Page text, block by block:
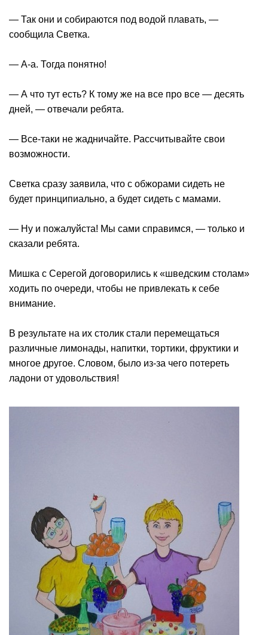
— Так они и собираются под водой плавать, —
сообщила Светка.
— А-а. Тогда понятно!
— А что тут есть? К тому же на все про все — десять
дней, — отвечали ребята.
— Все-таки не жадничайте. Рассчитывайте свои
возможности.
Светка сразу заявила, что с обжорами сидеть не
будет принципиально, а будет сидеть с мамами.
— Ну и пожалуйста! Мы сами справимся, — только и
сказали ребята.
Мишка с Серегой договорились к «шведским столам»
ходить по очереди, чтобы не привлекать к себе
внимание.
В результате на их столик стали перемещаться
различные лимонады, напитки, тортики, фруктики и
многое другое. Словом, было из-за чего потереть
ладони от удовольствия!